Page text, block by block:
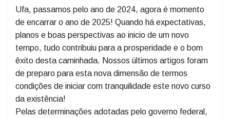
Professor Me. Ciro José Toaldo!
Ufa, passamos pelo ano de 2024, agora é momento
de encarrar o ano de 2025! Quando há expectativas,
planos e boas perspectivas ao inicio de um novo
tempo, tudo contribuiu para a prosperidade e o bom
êxito desta caminhada. Nossos últimos artigos foram
de preparo para esta nova dimensão de termos